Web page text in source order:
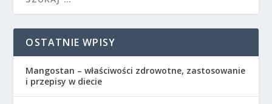
OSTATNIE WPISY
Mangostan – właściwości zdrowotne, zastosowanie
i przepisy w diecie